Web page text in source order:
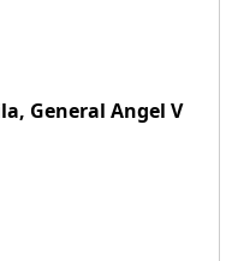
General Angel V